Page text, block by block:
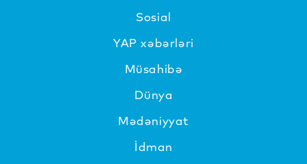
Sosial
YAP xəbərləri
Müsahibə
Dünya
Mədəniyyat
İdman